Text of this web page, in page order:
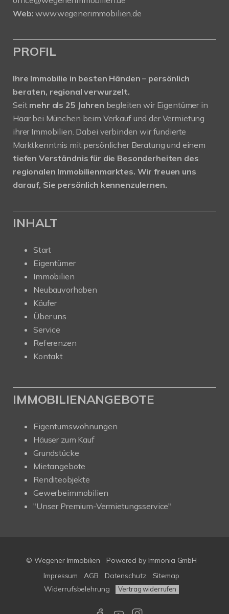
Web: www.wegenerimmobilien.de
PROFIL
Ihre Immobilie in besten Händen – persönlich
beraten, regional verwurzelt.
Seit mehr als 25 Jahren begleiten wir Eigentümer in
Haar bei München beim Verkauf und der Vermietung
ihrer Immobilien. Dabei verbinden wir fundierte
Marktkenntnis mit persönlicher Beratung und einem
tiefen Verständnis für die Besonderheiten des
regionalen Immobilienmarktes. Wir freuen uns
darauf, Sie persönlich kennenzulernen.
INHALT
Start
Eigentümer
Immobilien
Neubauvorhaben
Käufer
Über uns
Service
Referenzen
Kontakt
IMMOBILIENANGEBOTE
Eigentumswohnungen
Häuser zum Kauf
Grundstücke
Mietangebote
Renditeobjekte
Gewerbeimmobilien
"Unser Premium-Vermietungsservice"
© Wegener Immobilien Powered by Immonia GmbH
Impressum
AGB Datenschutz
Sitemap
Widerrufsbelehrung
Vertrag widerrufen